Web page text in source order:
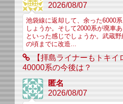
2026/08/07
池袋線に返却して、余った6000
しょうか。そして2000系が廃車
といった感じでしょうか。武蔵
の頃までに改造...
【拝島ライナーもトキ
40000系の今後は？
匿名
2026/08/07